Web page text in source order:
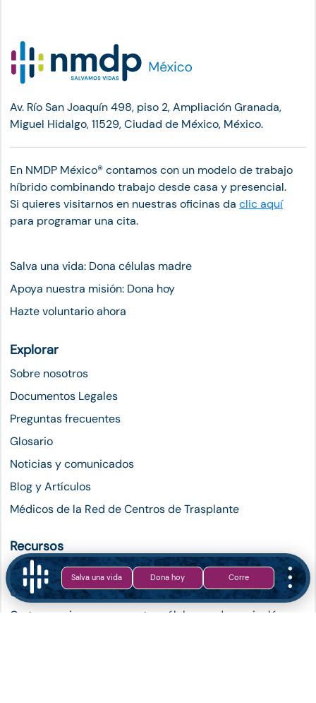
Salva una vida Dona hoy Corre
Av. Río San Joaquín 498, piso 2, Ampliación Granada,
Miguel Hidalgo, 11529, Ciudad de México, México.
En NMDP México®︎ contamos con un modelo de trabajo
híbrido combinando trabajo desde casa y presencial.
Si quieres visitarnos en nuestras oficinas da clic aquí
para programar una cita.
Salva una vida: Dona células madre
Apoya nuestra misión: Dona hoy
Hazte voluntario ahora
Explorar
Sobre nosotros
Documentos Legales
Preguntas frecuentes
Glosario
Noticias y comunicados
Blog y Artículos
Médicos de la Red de Centros de Trasplante
Recursos
Instrucciones para solicitar el permiso de COFEPRIS
Carta permiso para exportar células madre en español
Carta permiso para exportar células madre en inglés